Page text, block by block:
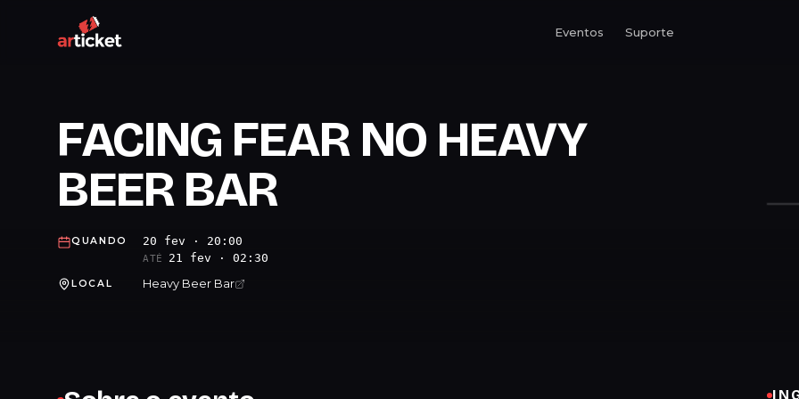
Eventos Suporte
FACING FEAR NO HEAVY
BEER BAR
QUANDO 20 fev · 20:00
ATÉ 21 fev · 02:30
LOCAL Heavy Beer Bar